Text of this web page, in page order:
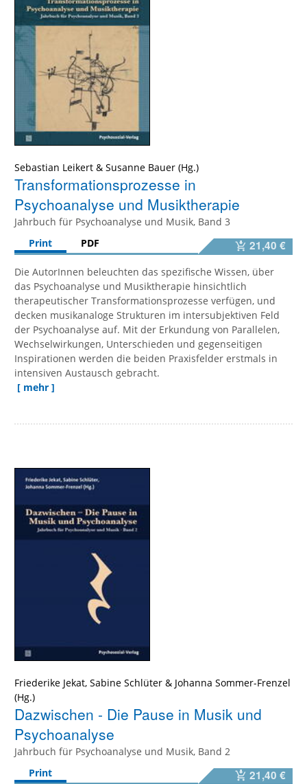
Sebastian Leikert & Susanne Bauer
Transformationsprozesse in
Psychoanalyse und Musiktherapie
Jahrbuch für Psychoanalyse und Musik, Band 3
Print
PDF 21,40 €
Die AutorInnen beleuchten das spezifische Wissen, über
das Psychoanalyse und Musiktherapie hinsichtlich
therapeutischer Transformationsprozesse verfügen, und
decken musikanaloge Strukturen im intersubjektiven Feld
der Psychoanalyse auf. Mit der Erkundung von Parallelen,
Wechselwirkungen, Unterschieden und gegenseitigen
Inspirationen werden die beiden Praxisfelder erstmals in
intensiven Austausch gebracht.
[ mehr ]
Friederike Jekat, Sabine Schlüter & Johanna Sommer-Frenzel
Dazwischen - Die Pause in Musik und
Psychoanalyse
Jahrbuch für Psychoanalyse und Musik, Band 2
Print
21,40 €